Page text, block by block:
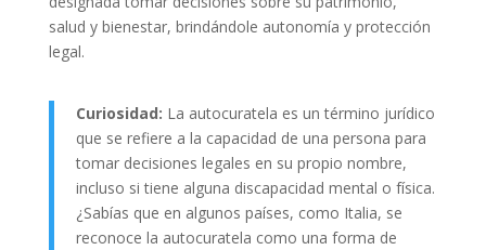
salud y bienestar, brindándole autonomía y protección
legal.
Curiosidad: La autocuratela es un término jurídico
que se refiere a la capacidad de una persona para
tomar decisiones legales en su propio nombre,
incluso si tiene alguna discapacidad mental o física.
¿Sabías que en algunos países, como Italia, se
reconoce la autocuratela como una forma de